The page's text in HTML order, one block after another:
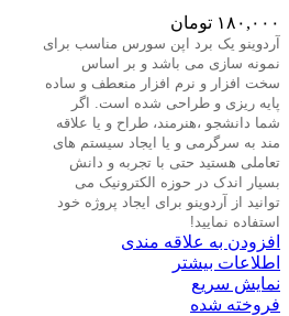
۱۸۰,۰۰۰ تومان
آردوینو یک برد اپن سورس مناسب برای
نمونه سازی می باشد و بر اساس
سخت افزار و نرم افزار منعطف و ساده
پایه ریزی و طراحی شده است. اگر
شما دانشجو ،هنرمند، طراح و یا علاقه
مند به سرگرمی و یا ایجاد سیستم های
تعاملی هستید حتی با تجربه و دانش
بسیار اندک در حوزه الکترونیک می
توانید از آردوینو برای ایجاد پروژه خود
استفاده نمایید!
افزودن به علاقه مندی
اطلاعات بیشتر
نمایش سریع
فروخته شده